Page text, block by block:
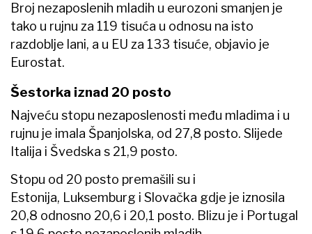
Broj nezaposlenih mladih u eurozoni smanjen je
tako u rujnu za 119 tisuća u odnosu na isto
razdoblje lani, a u EU za 133 tisuće, objavio je
Eurostat.
Šestorka iznad 20 posto
Najveću stopu nezaposlenosti među mladima i u
rujnu je imala Španjolska, od 27,8 posto. Slijede
Italija i Švedska s 21,9 posto.
Stopu od 20 posto premašili su i
Estonija, Luksemburg i Slovačka gdje je iznosila
20,8 odnosno 20,6 i 20,1 posto. Blizu je i Portugal